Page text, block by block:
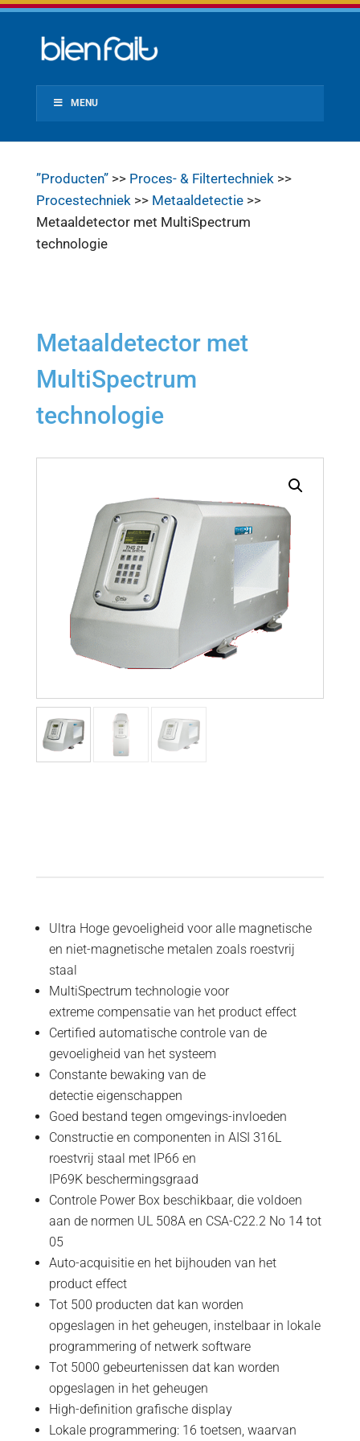
MENU
”Producten”>> Proces- & Filtertechniek>>
Procestechniek>> Metaaldetectie>>
Metaaldetector met MultiSpectrum
technologie
Metaaldetector met
MultiSpectrum
technologie
Ultra Hoge gevoeligheid voor alle magnetische
en niet-magnetische metalen zoals roestvrij
staal
MultiSpectrum technologie voor
extreme compensatie van het product effect
Certified automatische controle van de
gevoeligheid van het systeem
Constante bewaking van de
detectie eigenschappen
Goed bestand tegen omgevings-invloeden
Constructie en componenten in AISI 316L
roestvrij staal met IP66 en
IP69K beschermingsgraad
Controle Power Box beschikbaar, die voldoen
aan de normen UL 508A en CSA-C22.2 No 14 tot
05
Auto-acquisitie en het bijhouden van het
product effect
Tot 500 producten dat kan worden
opgeslagen in het geheugen, instelbaar in lokale
programmering of netwerk software
Tot 5000 gebeurtenissen dat kan worden
opgeslagen in het geheugen
High-definition grafische display
Lokale programmering: 16 toetsen, waarvan